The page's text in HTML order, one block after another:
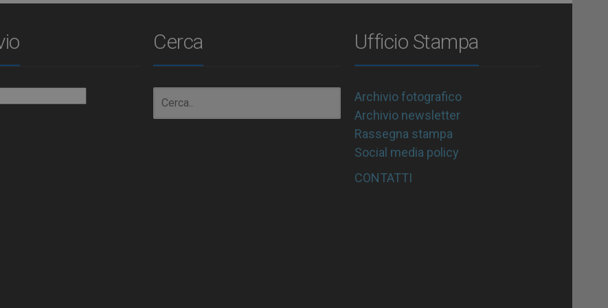
Cerca Ufficio Stampa
Archivio fotografico
Archivio newsletter
Rassegna stampa
Social media policy
CONTATTI